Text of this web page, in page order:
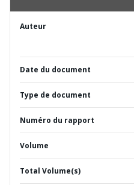
Auteur
Date du document
Type de document
Numéro du rapport
Volume
Total Volume(s)